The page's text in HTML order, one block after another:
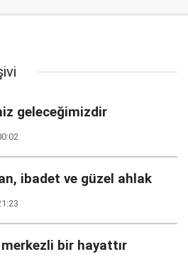
geleceğimizdir
ibadet ve güzel ahlak
bir hayattır